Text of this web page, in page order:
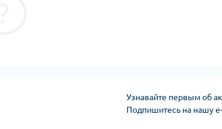
Узнавайте первым об
Подпишитесь на нашу